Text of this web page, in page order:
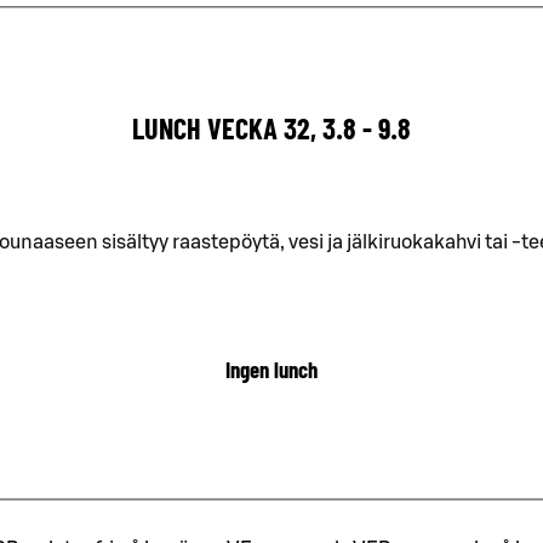
LUNCH VECKA 32, 3.8 - 9.8
sisältyy raastepöytä, vesi ja jälkiruokakahvi tai -
Ingen lunch